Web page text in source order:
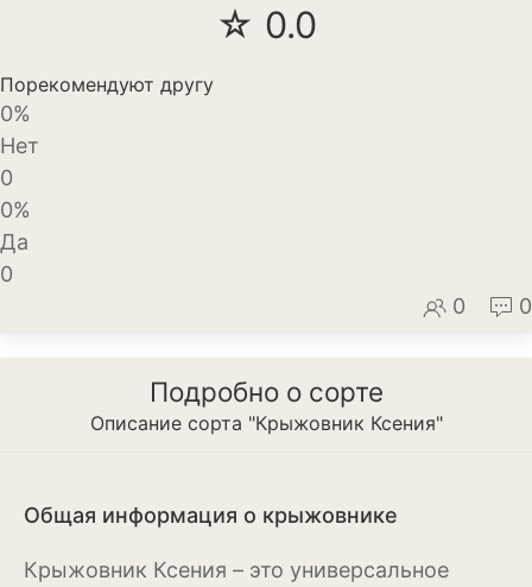
Ипомея
Ирис
Калатея
Лобелия
Магнолия
☆ 0.0
Порекомендуют другу
0%
Нет
0
0%
Да
0
0
0
Подробно о сорте
Описание сорта "Крыжовник Ксения"
Общая информация о крыжовнике
Крыжовник Ксения – это универсальное